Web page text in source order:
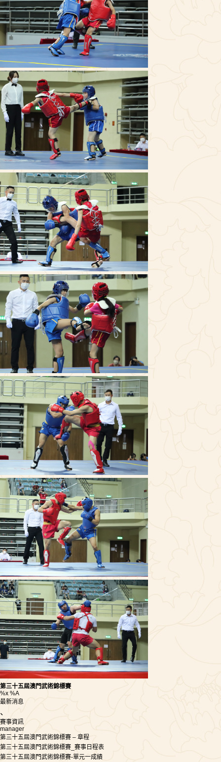
第三十五屆澳門武術錦標賽
%x %A
最新消息
、
賽事資訊
manager
第三十五屆澳門武術錦標賽 – 章程
第三十五屆澳門武術錦標賽_賽事日程表
第三十五屆澳門武術錦標賽-單元一成績